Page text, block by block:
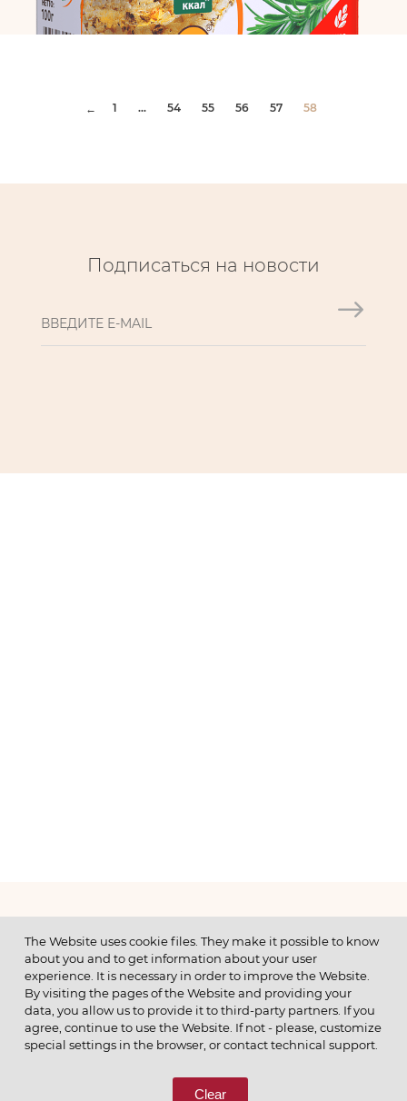
← 1 ... 54 55 56 57 58
Подписаться на новости
МЕНЮ
© 2026 ОАО
ПОЗВОНИТЕ НАМ
8 (800) 333-65-66
The Website uses cookie files. They make it possible to know
about you and to get information about your user
experience. It is necessary in order to improve the Website.
By visiting the pages of the Website and providing your
data, you allow us to provide it to third-party partners. If you
agree, continue to use the Website. If not - please, customize
special settings in the browser, or contact technical support.
Clear